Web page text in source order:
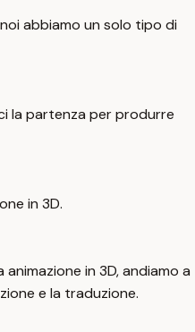
abbiamo un solo tipo di
la partenza per produrre
in 3D.
in 3D, andiamo a
e la traduzione.